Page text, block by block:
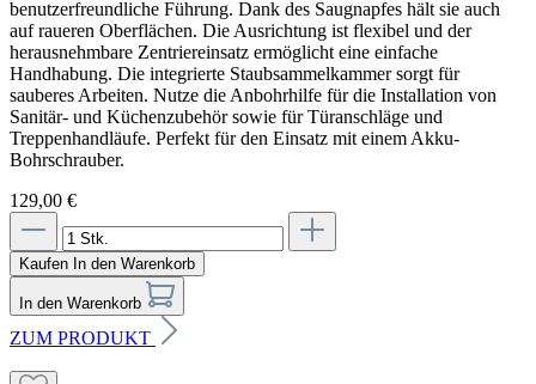
benutzerfreundliche Führung. Dank des Saugnapfes hält sie auch
auf raueren Oberflächen. Die Ausrichtung ist flexibel und der
herausnehmbare Zentriereinsatz ermöglicht eine einfache
Handhabung. Die integrierte Staubsammelkammer sorgt für
sauberes Arbeiten. Nutze die Anbohrhilfe für die Installation von
Sanitär- und Küchenzubehör sowie für Türanschläge und
Treppenhandläufe. Perfekt für den Einsatz mit einem Akku-
Bohrschrauber.
129,00 €
Kaufen In den Warenkorb
In den Warenkorb
ZUM PRODUKT